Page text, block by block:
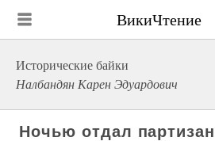
ВикиЧтение
Исторические байки
Налбандян Карен Эдуардович
Ночью отдал